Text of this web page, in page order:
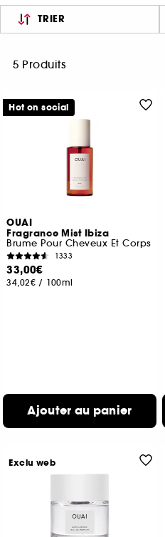
TRIER
5 Produits
OUAI
Fragrance Mist Ibiza
Brume Pour Cheveux Et Corps
1333
33,00€
34,02€ / 100ml
Ajouter au panier
Hot on social
Exclu web